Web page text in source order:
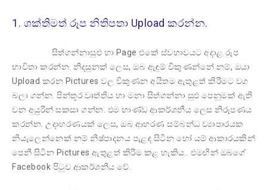
1. ශක්තිමත් රූප නිතිපතා Upload කරන්න.
සිත්ගන්නාසුළු හා Page එකේ ස්වභාවයට අදාළ රූප
භාවිතා කරන්න. නිදසුනක් ලෙස, ඔබ ඇඳුම් විකුණන්නේ නම්, ඔයා
Upload කරන Pictures වල විකුණන අයිතම ඇතුළත් කිරීමට වග
බලා ගන්න. පින්තූර වෘත්තීය හා මනා සිත්ගන්නා සුළු පෙනුමක් ඇති
වන අයුරින් සකසා ගන්න. එම භාණ්ඩ ආකර්ශනීය ලෙස නිරූපණය
කරන්න. උදාහරණයක් ලෙස, ඔබ ආභරණ සම්බන්ධ ව්‍යාපාරයක
නියැලෙන්නෙක් නම් නිෂ්පාදනය පැළඳ සිටින හෝ යම් ආකාරයකින්
පෙනී සිටින Pictures ඇතුළත් කිරීම කළ හැකිය.. එමඟින් ඔබගේ
Facebook පිටුව ආකර්ශනීය වේ.